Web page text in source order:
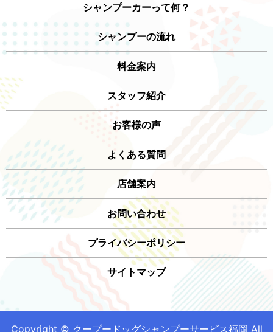
シャンプーカーって何？
シャンプーの流れ
料金案内
スタッフ紹介
お客様の声
よくある質問
店舗案内
お問い合わせ
プライバシーポリシー
サイトマップ
Copyright © クープードッグシャンプーサービス福岡 All